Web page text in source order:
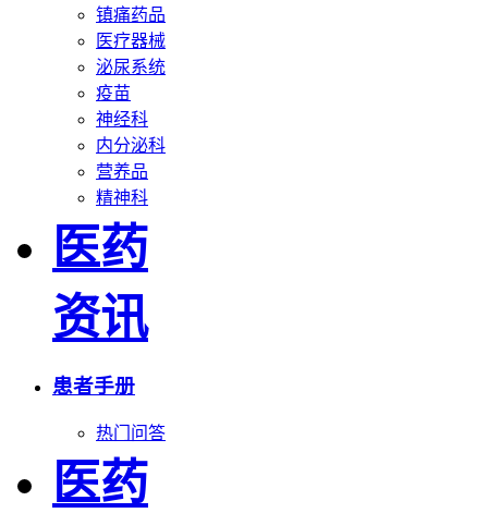
镇痛药品
医疗器械
泌尿系统
疫苗
神经科
内分泌科
营养品
精神科
医药
资讯
患者手册
热门问答
医药